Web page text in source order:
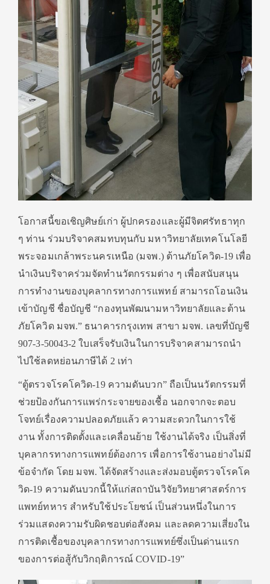
โอกาสนี้ขอเชิญศิษย์เก่า ผู้ปกครองและผู้มีจิตศรัทธาทุก
ๆ ท่าน ร่วมบริจาคสมทบทุนกับ มหาวิทยาลัยเทคโนโลยี
พระจอมเกล้าพระนครเหนือ (มจพ.) ต้านภัยโควิด-19 เพื่อ
นำเงินบริจาคร่วมจัดทำนวัตกรรมต่าง ๆ เพื่อสนับสนุน
การทำงานของบุคลากรทางการแพทย์ สามารถโอนเงิน
เข้าบัญชี ชื่อบัญชี “กองทุนพัฒนามหาวิทยาลัยและต้าน
ภัยโควิด มจพ.” ธนาคารกรุงเทพ สาขา มจพ. เลขที่บัญชี
907-3-50043-2 ใบเสร็จรับเงินในการบริจาคสามารถนำ
ไปใช้ลดหย่อนภาษีได้ 2 เท่า
“ตู้ตรวจโรคโควิด-19 ความดันบวก” ถือเป็นนวัตกรรมที่
ช่วยป้องกันการแพร่กระจายของเชื้อ นอกจากจะตอบ
โจทย์เรื่องความปลอดภัยแล้ว ความสะดวกในการใช้
งาน ทั้งการติดตั้งและเคลื่อนย้าย ใช้งานได้จริง เป็นสิ่งที่
บุคลากรทางการแพทย์ต้องการ เพื่อการใช้งานอย่างไม่มี
ข้อจำกัด โดย มจพ. ได้จัดสร้างและส่งมอบตู้ตรวจโรคโค
วิด-19 ความดันบวกนี้ให้แก่สถาบันวิจัยวิทยาศาสตร์การ
แพทย์ทหาร สำหรับใช้ประโยชน์ เป็นส่วนหนึ่งในการ
ร่วมแสดงความรับผิดชอบต่อสังคม และลดความเสี่ยงใน
การติดเชื้อของบุคลากรทางการแพทย์ซึ่งเป็นด่านแรก
ของการต่อสู้กับวิกฤติการณ์ COVID-19”